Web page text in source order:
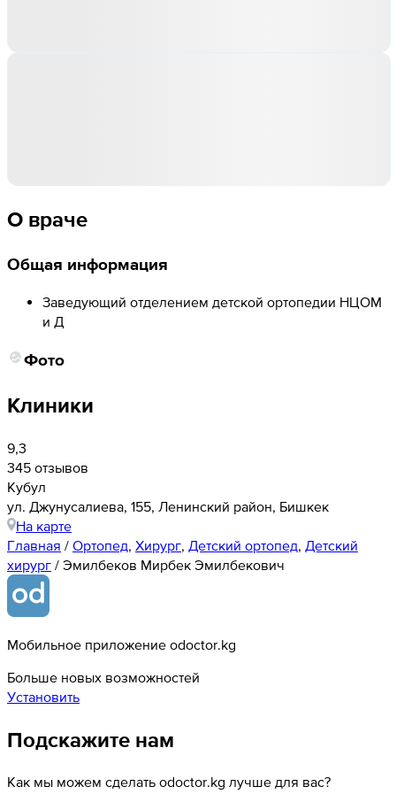
О враче
Общая информация
Заведующий отделением детской ортопедии НЦОМ
и Д
Фото
Клиники
9,3
345 отзывов
Кубул
ул. Джунусалиева, 155, Ленинский район, Бишкек
На карте
Главная / Ортопед, Хирург, Детский ортопед, Детский
хирург / Эмилбеков Мирбек Эмилбекович
Мобильное приложение odoctor.kg
Больше новых возможностей
Установить
Подскажите нам
Как мы можем сделать odoctor.kg лучше для вас?